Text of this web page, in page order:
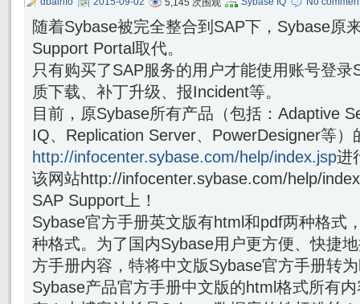
5,145 次围观
随着Sybase被完全整合到SAP下，Sybase原
Support Portal取代。
只有购买了SAP服务的用户才能使用账号登
质下载、补丁升级、报Incident等。
目前，原Sybase所有产品（包括：Adaptive
IQ、Replication Server、PowerDesigner等
http://infocenter.sybase.com/help/index.jsp进
该网站http://infocenter.sybase.com/help/
SAP Support上！
Sybase官方手册英文版有html和pdf两种格式
种格式。为了国内Sybase用户更方便、快捷
方手册内容，特将中文版Sybase官方手册转
Sybase产品官方手册中文版的html格式所有